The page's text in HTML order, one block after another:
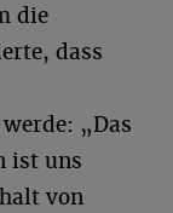
die
dass
„Das
ist uns
von